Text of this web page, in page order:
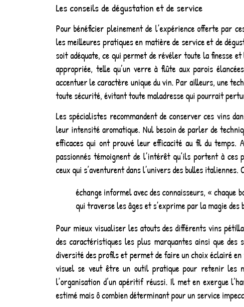
Les conseils de dégustation et de service
Pour bénéficier pleinement de l’expérience offerte par
les meilleures pratiques en matière de service et de
soit adéquate, ce qui permet de révéler toute la finesse
appropriée, telle qu’un verre à flûte aux parois
accentuer le caractère unique du vin. Par ailleurs, une
toute sécurité, évitant toute maladresse qui pourrait
Les spécialistes recommandent de conserver ces vins
leur intensité aromatique. Nul besoin de parler de
efficaces qui ont prouvé leur efficacité au fil du temps.
passionnés témoignent de l’intérêt qu’ils portent à ces
ceux qui s’aventurent dans l’univers des bulles
échange informel avec des connaisseurs, «
qui traverse les âges et s’exprime par la magie des
Pour mieux visualiser les atouts des différents vins
des caractéristiques les plus marquantes ainsi que
diversité des profils et permet de faire un choix éclairé
visuel se veut être un outil pratique pour retenir les
l’organisation d’un apéritif réussi. Il met en exergue
estimé mais ô combien déterminant pour un service